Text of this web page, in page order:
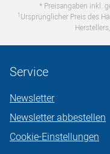
* Preisangaben inkl.
1 Ursprünglicher Preis des
Herstellers,
Service
Newsletter
Newsletter abbestellen
Cookie-Einstellungen